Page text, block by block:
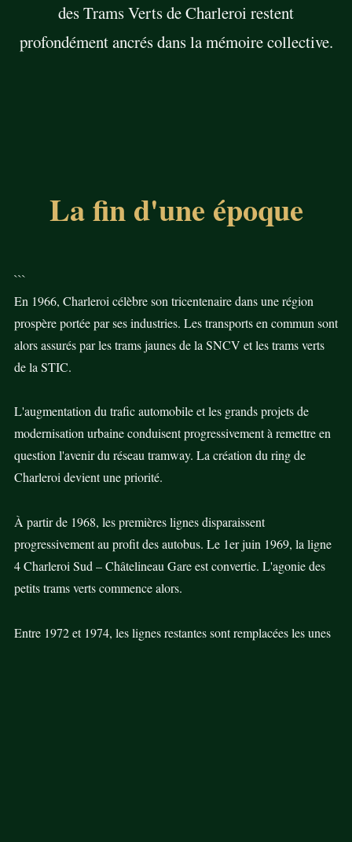
des Trams Verts de Charleroi restent
profondément ancrés dans la mémoire collective.
La fin d'une époque
```
En 1966, Charleroi célèbre son tricentenaire dans une région
prospère portée par ses industries. Les transports en commun sont
alors assurés par les trams jaunes de la SNCV et les trams verts
de la STIC.
L'augmentation du trafic automobile et les grands projets de
modernisation urbaine conduisent progressivement à remettre en
question l'avenir du réseau tramway. La création du ring de
Charleroi devient une priorité.
À partir de 1968, les premières lignes disparaissent
progressivement au profit des autobus. Le 1er juin 1969, la ligne
4 Charleroi Sud – Châtelineau Gare est convertie. L'agonie des
petits trams verts commence alors.
Entre 1972 et 1974, les lignes restantes sont remplacées les unes